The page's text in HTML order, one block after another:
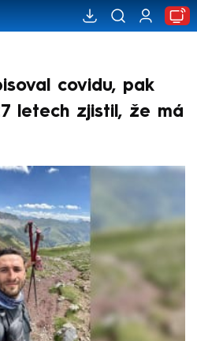
covidu, pak
letech zjistil, že má